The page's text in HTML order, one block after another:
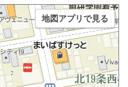
地図アプリで見る